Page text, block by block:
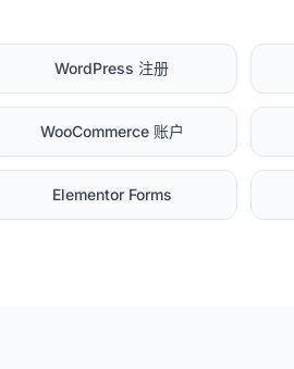
WordPress 注册
WooCommerce 账户
Elementor Forms